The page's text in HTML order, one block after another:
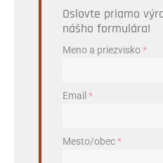
Oslovte priamo
nášho formulára!
Meno a priezvisko*
Email *
Mesto/obec*